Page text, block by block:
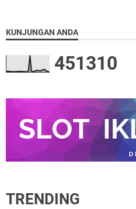
KUNJUNGAN ANDA
451310
TRENDING